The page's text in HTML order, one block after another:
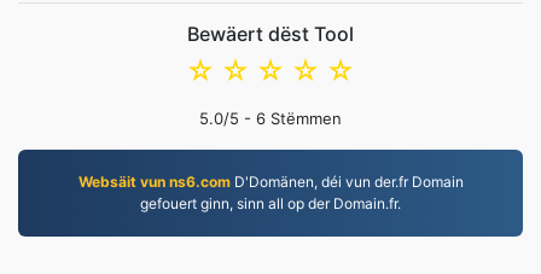
Bewäert dëst Tool
☆
☆
☆
☆
☆
5.0/5 - 6 Stëmmen
Websäit vun ns6.comD'Domänen, déi vun der.fr Domain
gefouert ginn, sinn all op der Domain.fr.